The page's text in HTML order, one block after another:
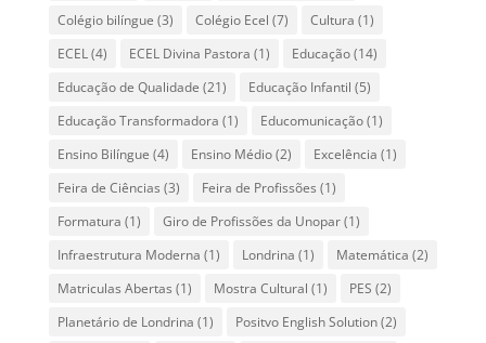
Colégio bilíngue (3) Colégio Ecel (7) Cultura (1)
ECEL(4) ECEL Divina Pastora (1) Educação(14)
Educação de Qualidade (21) Educação Infantil (5)
Educação Transformadora (1) Educomunicação(1)
Ensino Bilíngue (4) Ensino Médio(2) Excelência (1)
Feira de Ciências (3) Feira de Profissões (1)
Formatura (1) Giro de Profissões da Unopar(1)
Infraestrutura Moderna (1) Londrina (1) Matemática (2)
Matriculas Abertas (1) Mostra Cultural (1) PES (2)
Planetário de Londrina (1) Positvo English Solution(2)